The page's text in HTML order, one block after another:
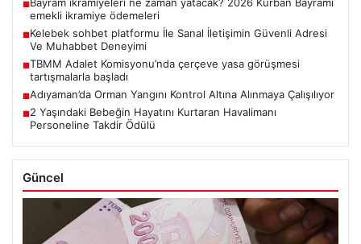
■
emekli ikramiye ödemeleri
■Kelebek sohbet platformu İle Sanal İletişimin Güvenli Adresi
Ve Muhabbet Deneyimi
■TBMM Adalet Komisyonu’nda çerçeve yasa görüşmesi
tartışmalarla başladı
■Adıyaman’da Orman Yangını Kontrol Altına Alınmaya Çalışılıyor
■2 Yaşındaki Bebeğin Hayatını Kurtaran Havalimanı
Personeline Takdir Ödülü
Güncel